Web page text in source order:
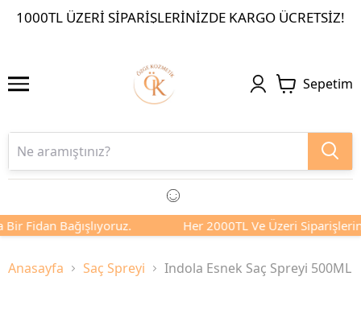
1000TL ÜZERI SIPARIŞLERINIZDE KARGO ÜCRETSIZ!
Sepetim
Fidan Bağışlıyoruz. Her 2000TL Ve Üzeri
Anasayfa Saç Spreyi Indola Esnek Saç Spreyi 500ML